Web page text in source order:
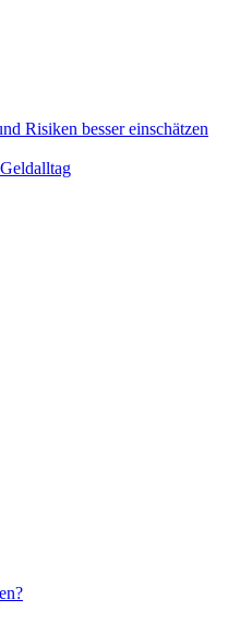
Risiken besser einschätzen